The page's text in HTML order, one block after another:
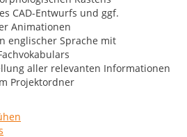
CAD-Entwurfs und ggf.
Animationen
englischer Sprache mit
aller relevanten Informationen
Projektordner